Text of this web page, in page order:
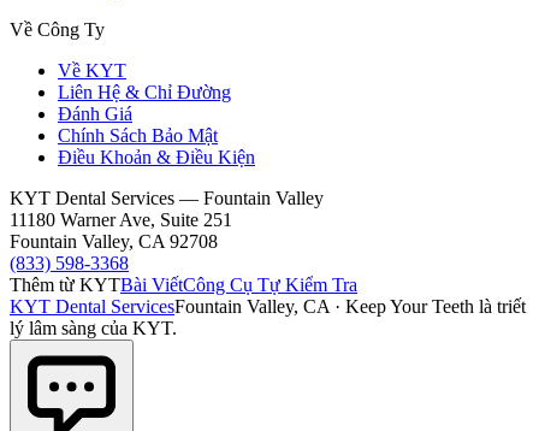
Về Công Ty
Về KYT
Liên Hệ & Chỉ Đường
Đánh Giá
Chính Sách Bảo Mật
Điều Khoản & Điều Kiện
KYT Dental Services — Fountain Valley
11180 Warner Ave, Suite 251
Fountain Valley, CA 92708
(833) 598-3368
Thêm từ KYTBài ViếtCông Cụ Tự Kiểm Tra
KYT Dental ServicesFountain Valley, CA · Keep Your Teeth là triết
lý lâm sàng của KYT.